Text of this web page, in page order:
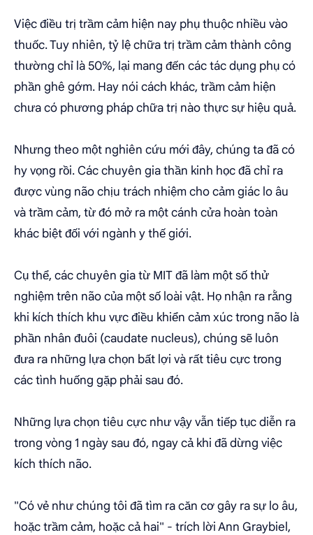
Việc điều trị trầm cảm hiện nay phụ thuộc nhiều vào
thuốc. Tuy nhiên, tỷ lệ chữa trị trầm cảm thành công
thường chỉ là 50%, lại mang đến các tác dụng phụ có
phần ghê gớm. Hay nói cách khác, trầm cảm hiện
chưa có phương pháp chữa trị nào thực sự hiệu quả.
Nhưng theo một nghiên cứu mới đây, chúng ta đã có
hy vọng rồi. Các chuyên gia thần kinh học đã chỉ ra
được vùng não chịu trách nhiệm cho cảm giác lo âu
và trầm cảm, từ đó mở ra một cánh cửa hoàn toàn
khác biệt đối với ngành y thế giới.
Cụ thể, các chuyên gia từ MIT đã làm một số thử
nghiệm trên não của một số loài vật. Họ nhận ra rằng
khi kích thích khu vực điều khiển cảm xúc trong não là
phần nhân đuôi (caudate nucleus), chúng sẽ luôn
đưa ra những lựa chọn bất lợi và rất tiêu cực trong
các tình huống gặp phải sau đó.
Những lựa chọn tiêu cực như vậy vẫn tiếp tục diễn ra
trong vòng 1 ngày sau đó, ngay cả khi đã dừng việc
kích thích não.
"Có vẻ như chúng tôi đã tìm ra căn cơ gây ra sự lo âu,
hoặc trầm cảm, hoặc cả hai" - trích lời Ann Graybiel,